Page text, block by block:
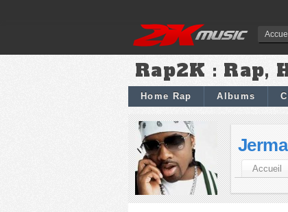
Rap2K : Rap,
Home Rap Albums
Accueil